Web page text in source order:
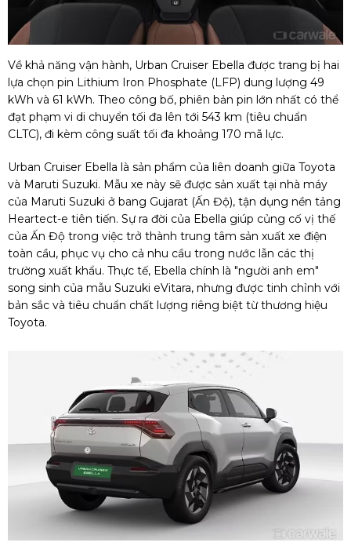
Về khả năng vận hành, Urban Cruiser Ebella được trang bị hai
lựa chọn pin Lithium Iron Phosphate (LFP) dung lượng 49
kWh và 61 kWh. Theo công bố, phiên bản pin lớn nhất có thể
đạt phạm vi di chuyển tối đa lên tới 543 km (tiêu chuẩn
CLTC), đi kèm công suất tối đa khoảng 170 mã lực.
Urban Cruiser Ebella là sản phẩm của liên doanh giữa Toyota
và Maruti Suzuki. Mẫu xe này sẽ được sản xuất tại nhà máy
của Maruti Suzuki ở bang Gujarat (Ấn Độ), tận dụng nền tảng
Heartect-e tiên tiến. Sự ra đời của Ebella giúp củng cố vị thế
của Ấn Độ trong việc trở thành trung tâm sản xuất xe điện
toàn cầu, phục vụ cho cả nhu cầu trong nước lẫn các thị
trường xuất khẩu. Thực tế, Ebella chính là "người anh em"
song sinh của mẫu Suzuki eVitara, nhưng được tinh chỉnh với
bản sắc và tiêu chuẩn chất lượng riêng biệt từ thương hiệu
Toyota.